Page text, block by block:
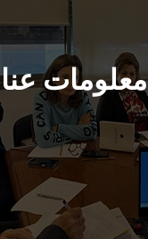
معلومات عنا